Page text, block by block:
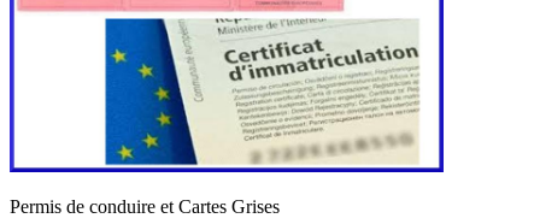
Permis de conduire et Cartes Grises